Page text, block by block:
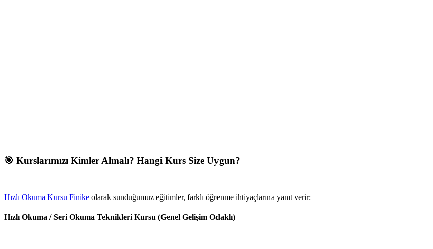
🎯 Kurslarımızı Kimler Almalı? Hangi Kurs Size Uygun?
Hızlı Okuma Kursu Finike olarak sunduğumuz eğitimler, farklı öğrenme ihtiyaçlarına yanıt verir:
Hızlı Okuma / Seri Okuma Teknikleri Kursu (Genel Gelişim Odaklı)